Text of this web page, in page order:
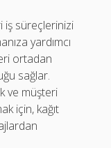
iş süreçlerinizi
yardımcı
ortadan
sağlar.
ve müşteri
için, kağıt